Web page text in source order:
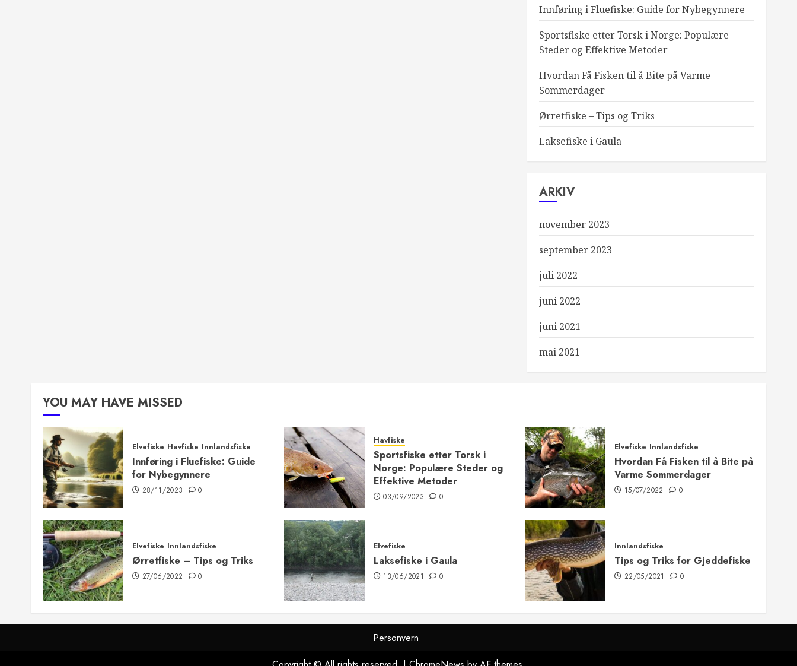
Innføring i Fluefiske: Guide for Nybegynnere
Sportsfiske etter Torsk i Norge: Populære
Steder og Effektive Metoder
Hvordan Få Fisken til å Bite på Varme
Sommerdager
Ørretfiske – Tips og Triks
Laksefiske i Gaula
ARKIV
november 2023
september 2023
juli 2022
juni 2022
juni 2021
mai 2021
YOU MAY HAVE MISSED
Elvefiske Havfiske Innlandsfiske
Innføring i Fluefiske: Guide
for Nybegynnere
28/11/2023 0
Havfiske
Sportsfiske etter Torsk i
Norge: Populære Steder og
Effektive Metoder
03/09/2023 0
Elvefiske Innlandsfiske
Hvordan Få Fisken til å Bite på
Varme Sommerdager
15/07/2022 0
Elvefiske Innlandsfiske
Ørretfiske – Tips og Triks
27/06/2022 0
Elvefiske
Laksefiske i Gaula
13/06/2021 0
Innlandsfiske
Tips og Triks for Gjeddefiske
22/05/2021 0
Personvern